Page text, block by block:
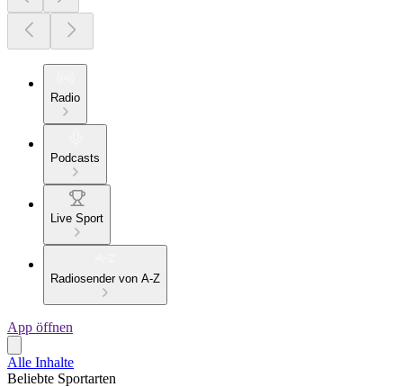
Radio
Podcasts
Live Sport
Radiosender von A-Z
App öffnen
Alle Inhalte
Beliebte Sportarten